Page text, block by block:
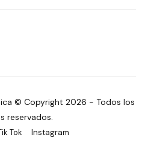
© Copyright 2026 - Todos los
reservados.
Tok Instagram